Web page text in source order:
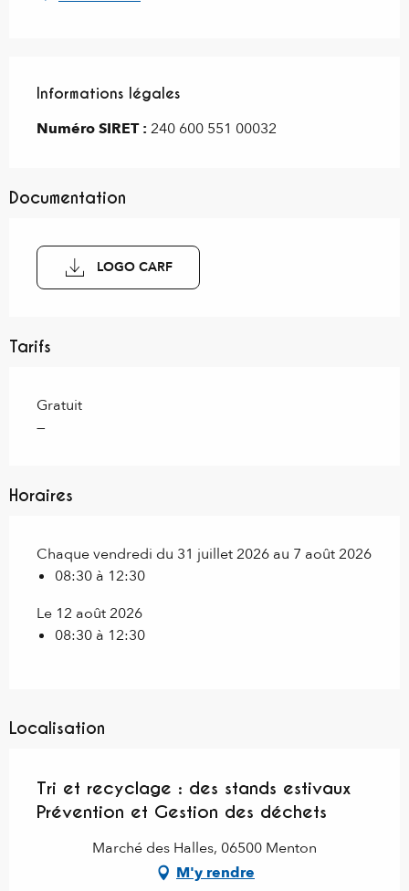
Informations légales
Informations légales
Numéro SIRET : 240 600 551 00032
Documentation
LOGO CARF
Tarifs
Gratuit
—
Horaires
Chaque vendredi du 31 juillet 2026 au 7 août 2026
08:30 à 12:30
Le 12 août 2026
08:30 à 12:30
Localisation
Tri et recyclage : des stands estivaux
Prévention et Gestion des déchets
Marché des Halles, 06500 Menton
M'y rendre